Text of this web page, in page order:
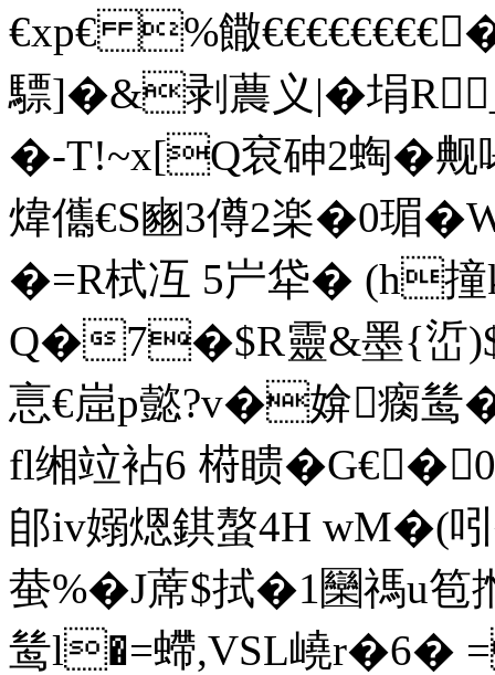
€xp€ %饊
驃]�&剥蕽义|�埍
�-T!~x[Q袞砷2蜪�觍
煒儶€S豳3僔2楽�0瑂
�=R栻冱 5屵牮� (h
Q�7�$R靈&墨{峾)$
悥€崫p懿?v�媕瘸鸶
fl缃竝袩6 﨓瞆
郋iv嫋煾錤螯4H wM�(
蛬%�J蓆$拭�1圞禡u笣
鸶l�=螮,VSL嶢r�6�